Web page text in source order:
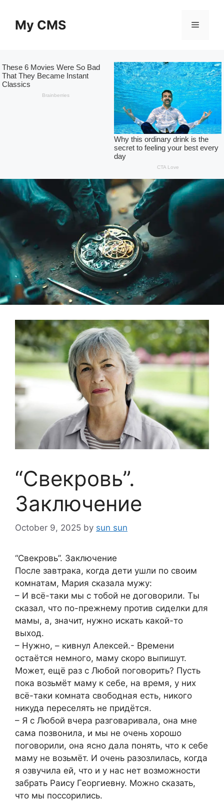
contentMy CMS Menu
“Свекровь”.
Заключение
October 9, 2025 by sun sun
“Свекровь”. Заключение
После завтрака, когда дети ушли по своим
комнатам, Мария сказала мужу:
– И всё-таки мы с тобой не договорили. Ты
сказал, что по-прежнему против сиделки для
мамы, а, значит, нужно искать какой-то
выход.
– Нужно, – кивнул Алексей.- Времени
остаётся немного, маму скоро выпишут.
Может, ещё раз с Любой поговорить? Пусть
пока возьмёт маму к себе, на время, у них
всё-таки комната свободная есть, никого
никуда переселять не придётся.
– Я с Любой вчера разговаривала, она мне
сама позвонила, и мы не очень хорошо
поговорили, она ясно дала понять, что к себе
маму не возьмёт. И очень разозлилась, когда
я озвучила ей, что и у нас нет возможности
забрать Раису Георгиевну. Можно сказать,
что мы поссорились.